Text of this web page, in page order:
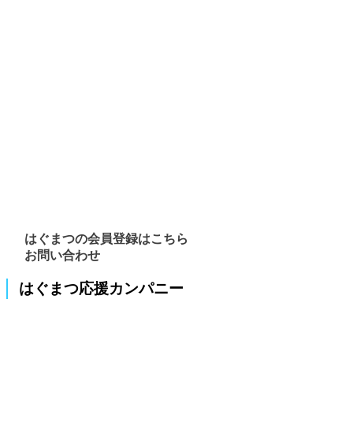
はぐまつの会員登録はこちら
お問い合わせ
はぐまつ応援カンパニー